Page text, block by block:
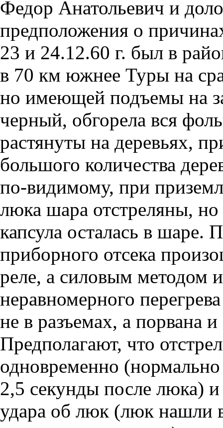
Федор Анатольевич и
предположения о
23 и 24.12.60 г. был в
в 70 км южнее Туры на
но имеющей подъемы на
черный, обгорела вся
растянуты на деревьях,
большого количества
по-видимому, при
люка шара отстреляны,
капсула осталась в шаре.
приборного отсека
реле, а силовым методом
неравномерного
не в разъемах, а порвана
Предполагают, что
одновременно (нормально
2,5 секунды после люка) и
удара об люк (люк нашли